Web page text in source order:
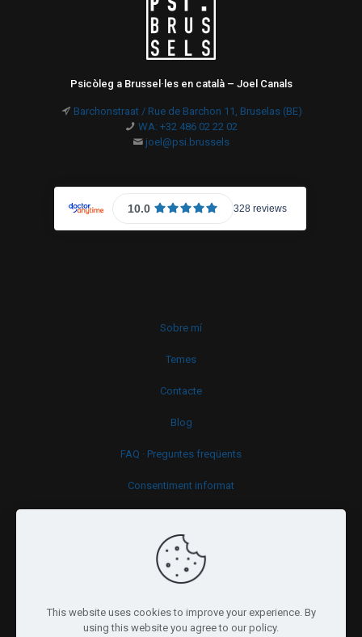
Psicòleg a Brussel·les en català – Joel Canals
Barchonstraat / Rue de Barchon 11, Bruselas (BE)
WA: +32 486 02 22 02
joel@psi.brussels
Sobre mí
Temes
Contacte
Blog
FAQ · Preguntes freqüents
Consentiment informat
This website uses cookies to improve your experience. By
using this website you agree to our policy.